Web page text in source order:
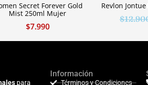
Secret Forever Gold
Mist 250ml Mujer
$7.990
Revlon
$
para
Información
Términos y Condiciones